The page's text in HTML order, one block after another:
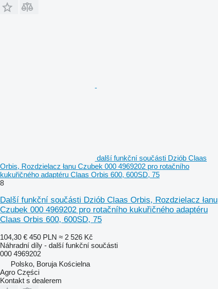
další funkční součásti Dziób Claas
Orbis, Rozdzielacz łanu Czubek 000 4969202 pro rotačního
kukuřičného adaptéru Claas Orbis 600, 600SD, 75
8
Další funkční součásti Dziób Claas Orbis, Rozdzielacz łanu
Czubek 000 4969202 pro rotačního kukuřičného adaptéru
Claas Orbis 600, 600SD, 75
104,30 € 450 PLN ≈ 2 526 Kč
Náhradní díly - další funkční součásti
000 4969202
Polsko, Boruja Kościelna
Agro Części
Kontakt s dealerem